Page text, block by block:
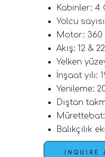
Kabinler: 4
Yolcu
Motor: 360
Akış: 12 &
Yelken
İnşaat yılı:
Yenileme:
Dıştan
Balıkçılık
INQUIRE